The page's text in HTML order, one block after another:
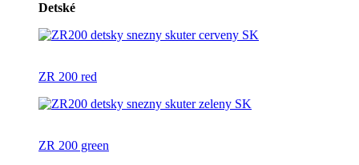
Detské
ZR 200 red
ZR 200 green